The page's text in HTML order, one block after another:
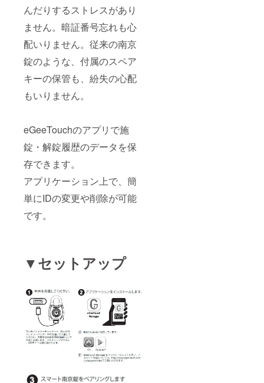
んだりするストレスがあり
ません。暗証番号忘れも心
配いりません。従来の南京
錠のような、付属のスペア
キーの保管も、紛失の心配
もいりません。
eGeeTouchのアプリで施
錠・解錠履歴のデータを保
存できます。
アプリケーション上で、簡
単にIDの変更や削除が可能
です。
▼セットアップ